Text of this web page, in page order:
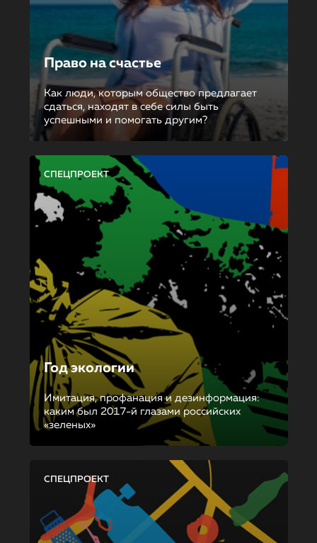
Право на счастье
Как люди, которым общество предлагает
сдаться, находят в себе силы быть
успешными и помогать другим?
СПЕЦПРОЕКТ
Год экологии
Имитация, профанация и дезинформация:
каким был 2017-й глазами российских
«зеленых»
СПЕЦПРОЕКТ